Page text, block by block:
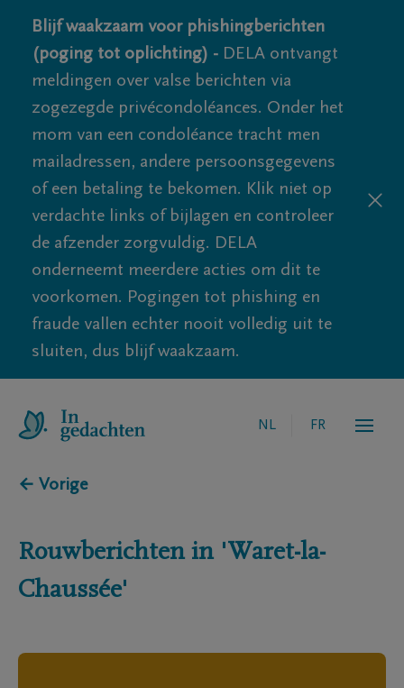
Blijf waakzaam voor phishingberichten
(poging tot oplichting) - DELA ontvangt
meldingen over valse berichten via
zogezegde privécondoléances. Onder het
mom van een condoléance tracht men
mailadressen, andere persoonsgegevens
of een betaling te bekomen. Klik niet op
verdachte links of bijlagen en controleer
de afzender zorgvuldig. DELA
onderneemt meerdere acties om dit te
voorkomen. Pogingen tot phishing en
fraude vallen echter nooit volledig uit te
sluiten, dus blijf waakzaam.
NL FR
← Vorige
Rouwberichten in 'Waret-la-
Chaussée'